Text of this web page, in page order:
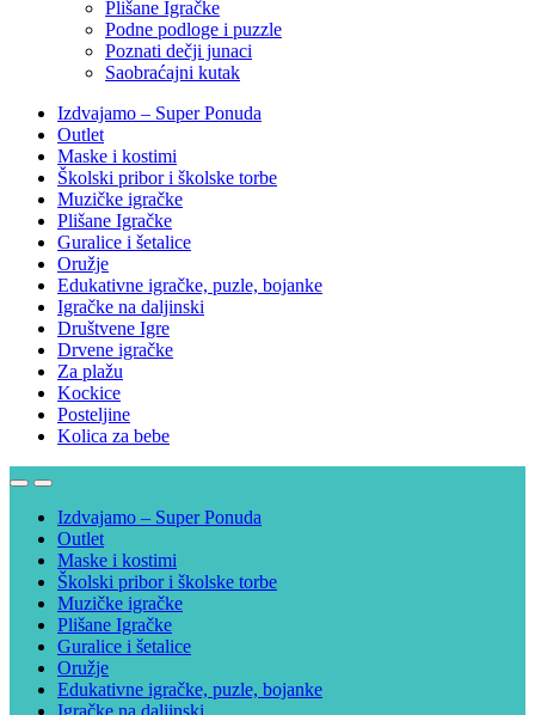
Plišane Igračke
Podne podloge i puzzle
Poznati dečji junaci
Saobraćajni kutak
Izdvajamo – Super Ponuda
Outlet
Maske i kostimi
Školski pribor i školske torbe
Muzičke igračke
Plišane Igračke
Guralice i šetalice
Oružje
Edukativne igračke, puzle, bojanke
Igračke na daljinski
Društvene Igre
Drvene igračke
Za plažu
Kockice
Posteljine
Kolica za bebe
Izdvajamo – Super Ponuda
Outlet
Maske i kostimi
Školski pribor i školske torbe
Muzičke igračke
Plišane Igračke
Guralice i šetalice
Oružje
Edukativne igračke, puzle, bojanke
Igračke na daljinski